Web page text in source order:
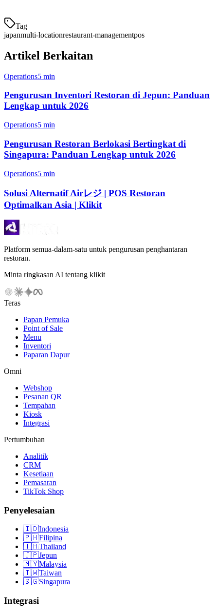
Tag
japanmulti-locationrestaurant-managementpos
Artikel Berkaitan
Operations5 min
Pengurusan Inventori Restoran di Jepun: Panduan
Lengkap untuk 2026
Operations5 min
Pengurusan Restoran Berlokasi Bertingkat di
Singapura: Panduan Lengkap untuk 2026
Operations5 min
Solusi Alternatif Airレジ | POS Restoran
Optimalkan Asia | Klikit
Platform semua-dalam-satu untuk pengurusan penghantaran
restoran.
Minta ringkasan AI tentang klikit
Teras
Papan Pemuka
Point of Sale
Menu
Inventori
Paparan Dapur
Omni
Webshop
Pesanan QR
Tempahan
Kiosk
Integrasi
Pertumbuhan
Analitik
CRM
Kesetiaan
Pemasaran
TikTok Shop
Penyelesaian
🇮🇩Indonesia
🇵🇭Filipina
🇹🇭Thailand
🇯🇵Jepun
🇲🇾Malaysia
🇹🇼Taiwan
🇸🇬Singapura
Integrasi